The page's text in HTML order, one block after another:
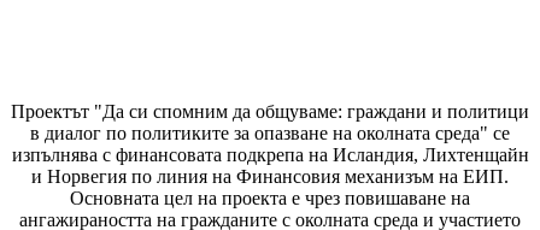
Проектът "Да си спомним да общуваме: граждани и политици
в диалог по политиките за опазване на околната среда" се
изпълнява с финансовата подкрепа на Исландия, Лихтенщайн
и Норвегия по линия на Финансовия механизъм на ЕИП.
Основната цел на проекта е чрез повишаване на
ангажираността на гражданите с околната среда и участието